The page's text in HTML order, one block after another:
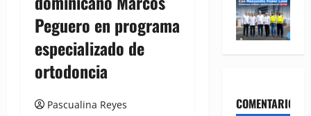
Peguero en programa
especializado de
ortodoncia
Pascualina Reyes
COMENTARIOS